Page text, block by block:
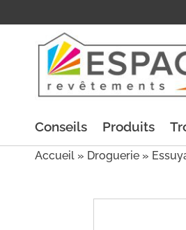
Conseils Produits
Accueil » Droguerie »